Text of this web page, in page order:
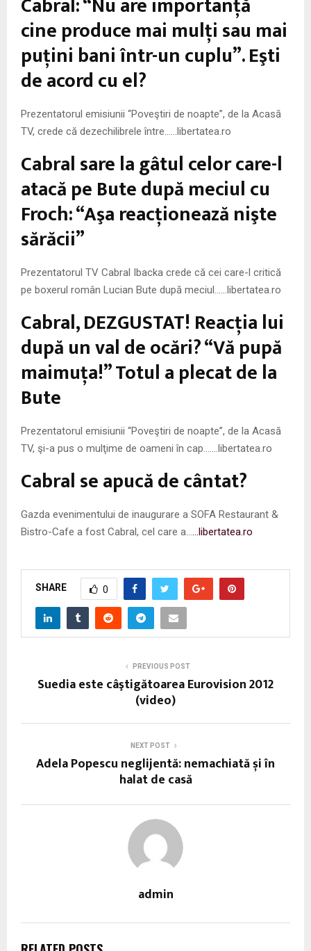
N
U
cine produce mai mulţi sau mai
puţini bani într-un cuplu”. Eşti
de acord cu el?
Prezentatorul emisiunii “Poveştiri de noapte”, de la Acasă
TV, crede că dezechilibrele între……libertatea.ro
Cabral sare la gâtul celor care-l
atacă pe Bute după meciul cu
Froch: “Aşa reacţionează nişte
sărăcii”
Prezentatorul TV Cabral Ibacka crede că cei care-l critică
pe boxerul român Lucian Bute după meciul……libertatea.ro
Cabral, DEZGUSTAT! Reacţia lui
după un val de ocări? “Vă pupă
maimuţa!” Totul a plecat de la
Bute
Prezentatorul emisiunii “Poveştiri de noapte”, de la Acasă
TV, şi-a pus o mulţime de oameni în cap…….libertatea.ro
Cabral se apucă de cântat?
Gazda evenimentului de inaugurare a SOFA Restaurant &
Bistro-Cafe a fost Cabral, cel care a…
…libertatea.ro
SHARE 0
PREVIOUS POST
Suedia este câştigătoarea Eurovision 2012
(video)
NEXT POST
Adela Popescu neglijentă: nemachiată și în
halat de casă
admin